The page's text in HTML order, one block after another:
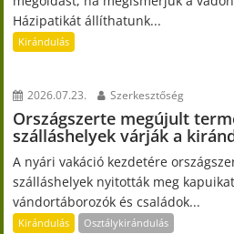
Házipatikát állíthatunk...
Kirándulás
2026.07.23. Szerkesztőség
Országszerte megújult
szálláshelyek várják a
A nyári vakáció kezdetére
szálláshelyek nyitották meg
vándortáborozók és családok...
Kirándulás Osztálykirándulás